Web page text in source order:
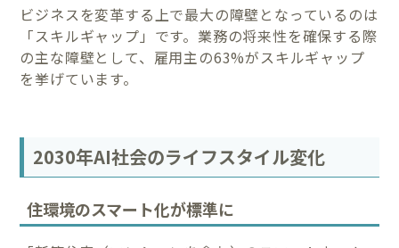
ビジネスを変革する上で最大の障壁となっているのは
「スキルギャップ」です。業務の将来性を確保する際
の主な障壁として、雇用主の63%がスキルギャップ
を挙げています。
2030年AI社会のライフスタイル変化
住環境のスマート化が標準に